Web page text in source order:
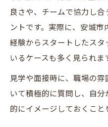
良さや、チームで協力し
ントです。実際に、安城
経験からスタートしたス
いるケースも多く見られま
見学や面接時に、職場の
いて積極的に質問し、自
的にイメージしておくこと